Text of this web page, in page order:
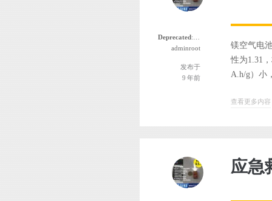
Deprecated : 函数 the_author_nickname 自版本 2.8.0 起已
adminroot
发布于
9 年前
镁空气电
性为1.31
A.h/g）小
查看更多内容
应急